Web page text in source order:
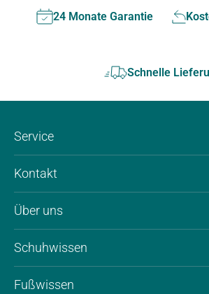
24 Monate Garantie
Schnelle
Service
Kontakt
Über uns
Schuhwissen
Fußwissen